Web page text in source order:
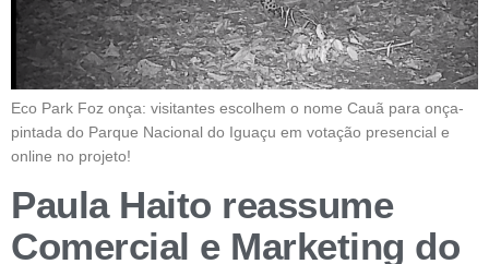
Eco Park Foz onça: visitantes escolhem o nome Cauã para onça-
pintada do Parque Nacional do Iguaçu em votação presencial e
online no projeto!
Paula Haito reassume
Comercial e Marketing do